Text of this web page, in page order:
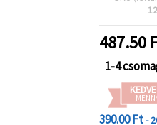
és
487.50
1-4
390.00 Ft-